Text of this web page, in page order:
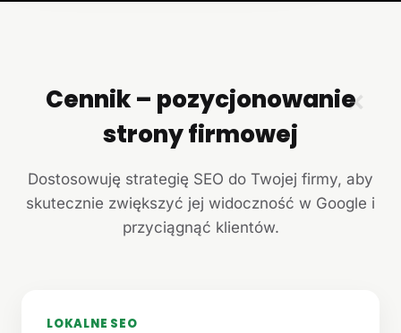
✕
Cennik – pozycjonowanie
strony firmowej
Dostosowuję strategię SEO do Twojej firmy, aby
skutecznie zwiększyć jej widoczność w Google i
przyciągnąć klientów.
LOKALNE SEO